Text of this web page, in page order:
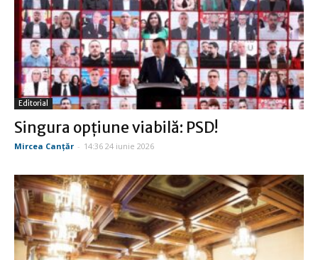
Editorial
Singura opţiune viabilă: PSD!
Mircea Canţăr - 14:36 24 iunie 2026